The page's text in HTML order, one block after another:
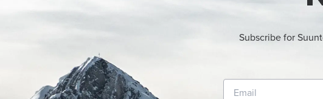
Subscribe for